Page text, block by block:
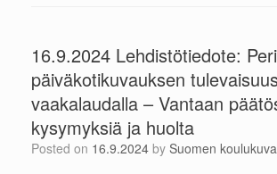
16.9.2024 Lehdistötiedote:
päiväkotikuvauksen tulevaisuus
vaakalaudalla – Vantaan
kysymyksiä ja huolta
Posted on 16.9.2024 by Suomen